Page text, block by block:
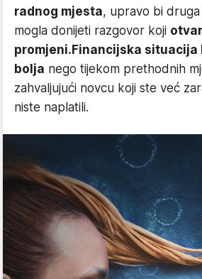
radnog mjesta, upravo bi
mogla donijeti razgovor koji
promjeni.Financijska situacija
bolja nego tijekom prethodnih
zahvaljujući novcu koji ste već
niste naplatili.